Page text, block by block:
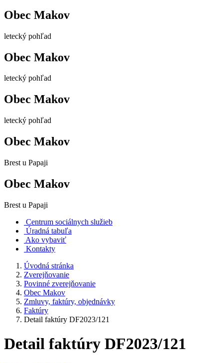
Obec Makov
letecký pohľad
Obec Makov
letecký pohľad
Obec Makov
letecký pohľad
Obec Makov
Brest u Papaji
Obec Makov
Brest u Papaji
Centrum sociálnych služieb
Úradná tabuľa
Ako vybaviť
Kontakty
Úvodná stránka
Zverejňovanie
Povinné zverejňovanie
Obec Makov
Zmluvy, faktúry, objednávky
Faktúry
Detail faktúry DF2023/121
Detail faktúry DF2023/121